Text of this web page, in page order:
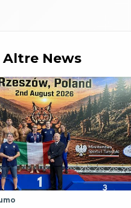
Altre News